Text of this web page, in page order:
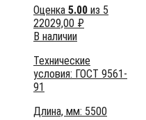
Оценка 5.00 из 5
22029,00 ₽
В наличии
Технические
условия: ГОСТ 9561-
91
Длина, мм: 5500